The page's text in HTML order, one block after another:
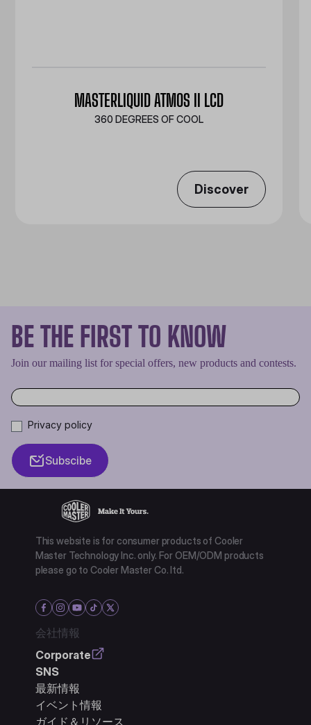
MASTERLIQUID ATMOS II LCD
360 DEGREES OF COOL​
Discover
BE THE FIRST TO KNOW
Join our mailing list for special offers, new products and contests.
Privacy policy
Subscibe
This website is for consumer products of Cooler
Master Technology Inc. only. For OEM/ODM products
please go to Cooler Master Co. ltd.
会社情報
Corporate
SNS
最新情報
イベント情報
ガイド＆リソース